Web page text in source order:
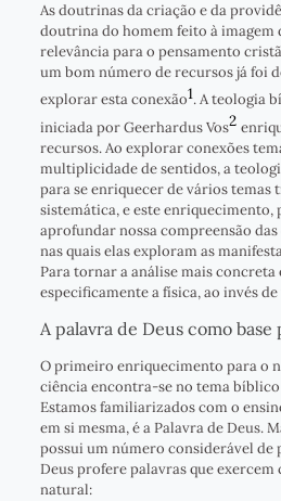
As doutrinas da criação e da
doutrina do homem feito à imagem
relevância para o pensamento
um bom número de recursos já foi
explorar esta conexão1. A teologia
iniciada por Geerhardus Vos2
recursos. Ao explorar conexões
multiplicidade de sentidos, a
para se enriquecer de vários
sistemática, e este enriquecimento,
aprofundar nossa compreensão
nas quais elas exploram as
Para tornar a análise mais
especificamente a física, ao invés
A palavra de Deus como
O primeiro enriquecimento para o
ciência encontra-se no tema bíblico
Estamos familiarizados com o
em si mesma, é a Palavra de Deus.
possui um número considerável de
Deus profere palavras que
natural: